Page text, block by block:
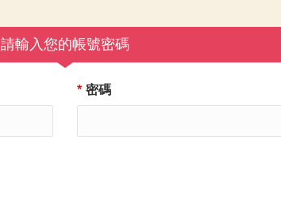
請輸入您的帳號密碼
* 密碼